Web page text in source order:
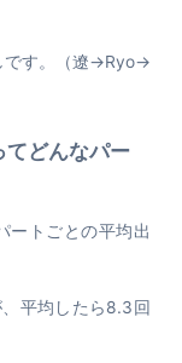
です。（遼→Ryo→
てどんなパー
ートごとの平均出
平均したら8.3回